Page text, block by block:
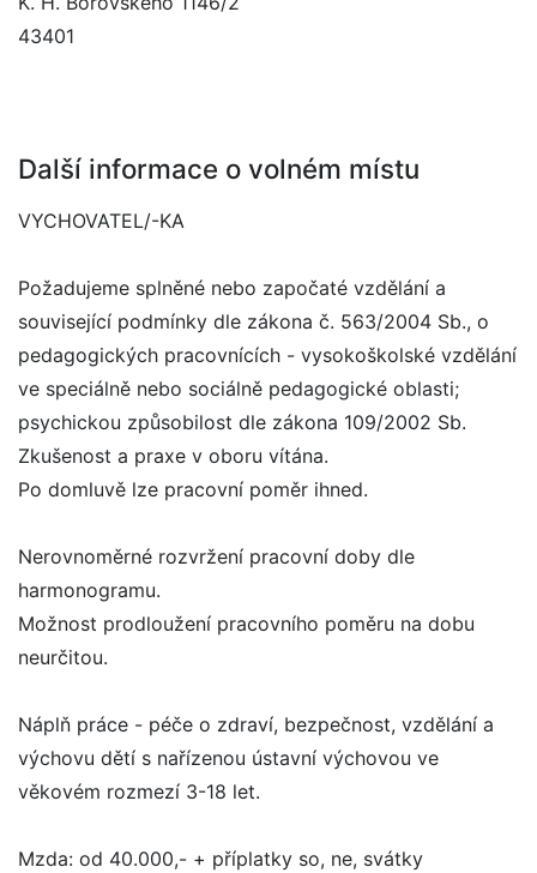
43401
Další informace o volném místu
VYCHOVATEL/-KA
Požadujeme splněné nebo započaté vzdělání a
související podmínky dle zákona č. 563/2004 Sb., o
pedagogických pracovnících - vysokoškolské vzdělání
ve speciálně nebo sociálně pedagogické oblasti;
psychickou způsobilost dle zákona 109/2002 Sb.
Zkušenost a praxe v oboru vítána.
Po domluvě lze pracovní poměr ihned.
Nerovnoměrné rozvržení pracovní doby dle
harmonogramu.
Možnost prodloužení pracovního poměru na dobu
neurčitou.
Náplň práce - péče o zdraví, bezpečnost, vzdělání a
výchovu dětí s nařízenou ústavní výchovou ve
věkovém rozmezí 3-18 let.
Mzda: od 40.000,- + příplatky so, ne, svátky